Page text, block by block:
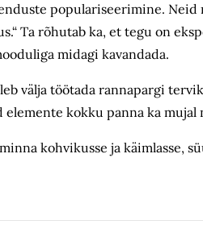
populariseerimine.
Ta rõhutab ka, et tegu on
midagi kavandada.
välja töötada rannapargi
elemente kokku panna ka
kohvikusse ja käimlasse,